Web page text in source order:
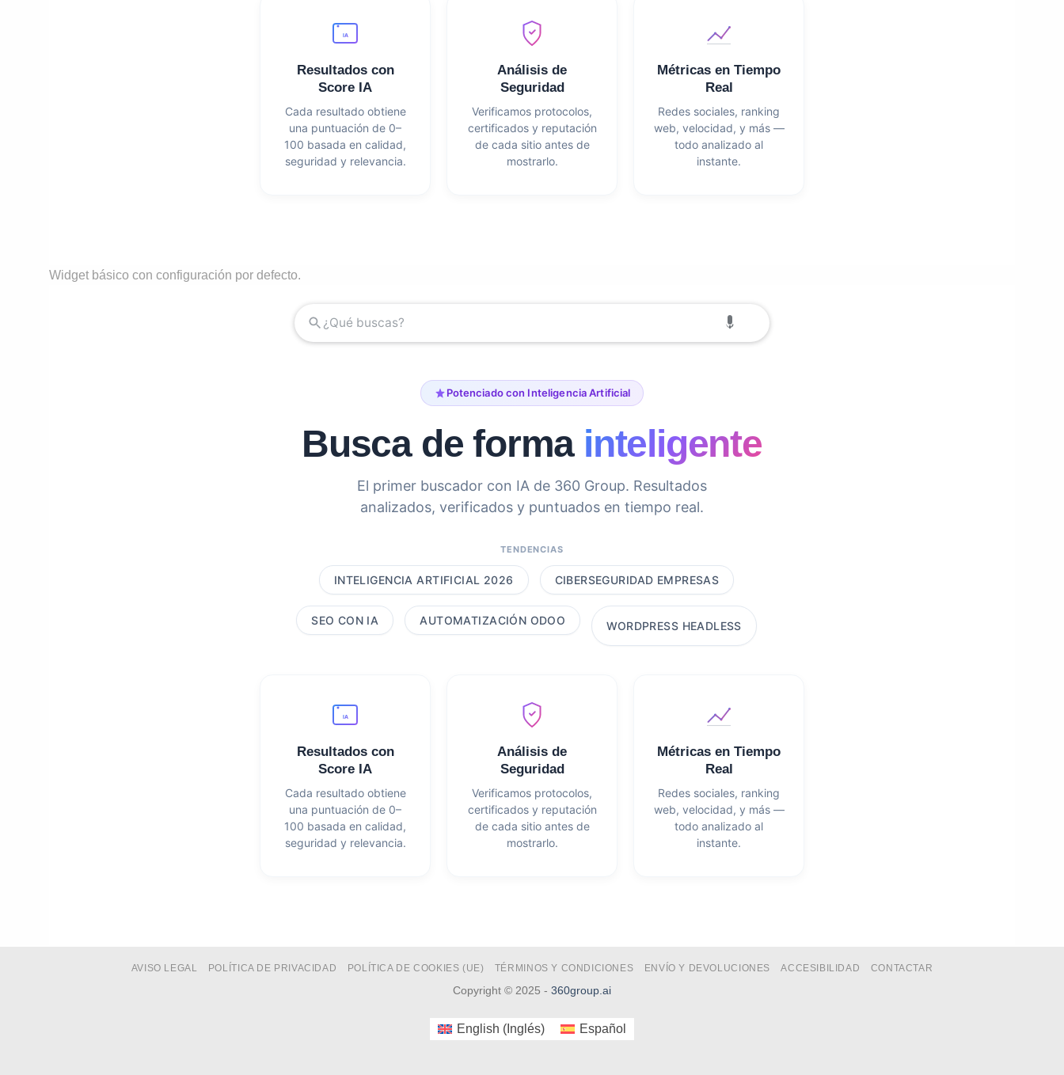
IA
Resultados con
Score IA
Cada resultado obtiene
una puntuación de 0–
100 basada en calidad,
seguridad y relevancia.
Análisis de
Seguridad
Verificamos protocolos,
certificados y reputación
de cada sitio antes de
mostrarlo.
Métricas en Tiempo
Real
Redes sociales, ranking
web, velocidad, y más —
todo analizado al
instante.
Widget básico con configuración por defecto.
Potenciado con Inteligencia Artificial
Busca de forma inteligente
El primer buscador con IA de 360 Group. Resultados
analizados, verificados y puntuados en tiempo real.
TENDENCIAS
INTELIGENCIA ARTIFICIAL 2026 CIBERSEGURIDAD EMPRESAS
SEO CON IA AUTOMATIZACIÓN ODOO WORDPRESS HEADLESS
IA
Resultados con
Score IA
Cada resultado obtiene
una puntuación de 0–
100 basada en calidad,
seguridad y relevancia.
Análisis de
Seguridad
Verificamos protocolos,
certificados y reputación
de cada sitio antes de
mostrarlo.
Métricas en Tiempo
Real
Redes sociales, ranking
web, velocidad, y más —
todo analizado al
instante.
AVISO LEGAL POLÍTICA DE PRIVACIDAD POLÍTICA DE COOKIES (UE) TÉRMINOS Y CONDICIONES ENVÍO Y DEVOLUCIONES ACCESIBILIDAD CONTACTAR
Copyright © 2025 - 360group.ai
English ( Inglés) Español